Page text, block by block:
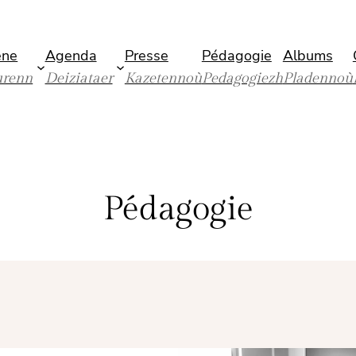
Agenda
Deiziataer
Presse
Kazetennoù
Pédagogie
Pedagogiezh
Albums
Pladennoù
Pédagogie